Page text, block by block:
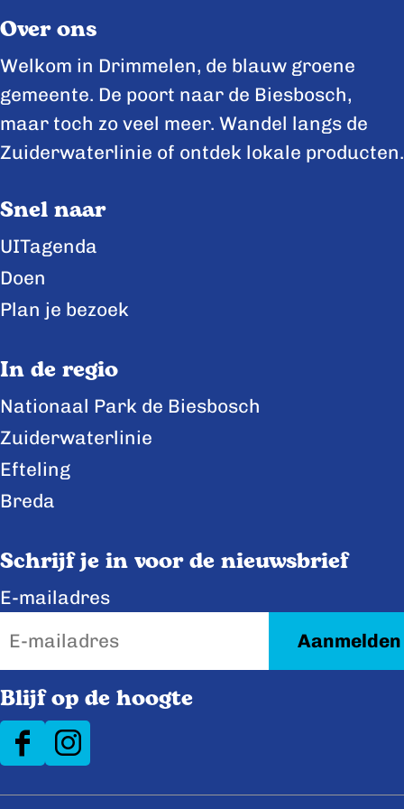
d
e
z
e
p
g
i
o
F
a
c
e
b
o
d
e
z
e
p
g
i
a
o
X
e
z
e
p
o
L
i
n
I
Over ons
Welkom in Drimmelen, de blauw groene
gemeente. De poort naar de Biesbosch,
maar toch zo veel meer. Wandel langs de
Zuiderwaterlinie of ontdek lokale producten.
Snel naar
UITagenda
Doen
Plan je bezoek
In de regio
Nationaal Park de Biesbosch
Zuiderwaterlinie
Efteling
Breda
Schrijf je in voor de nieuwsbrief
E-mailadres
Blijf op de hoogte
F
I